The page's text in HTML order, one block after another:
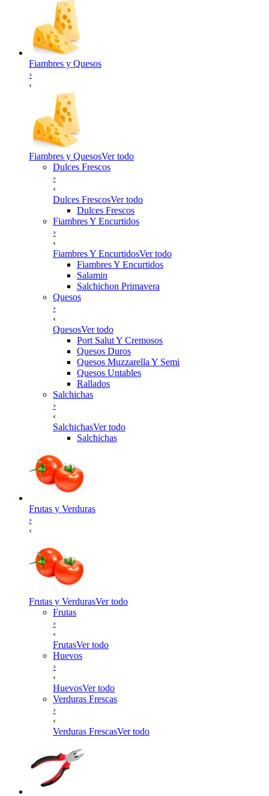
Fiambres y Quesos
›
‹
Fiambres y QuesosVer todo
Dulces Frescos
›
‹
Dulces FrescosVer todo
Dulces Frescos
Fiambres Y Encurtidos
›
‹
Fiambres Y EncurtidosVer todo
Fiambres Y Encurtidos
Salamin
Salchichon Primavera
Quesos
›
‹
QuesosVer todo
Port Salut Y Cremosos
Quesos Duros
Quesos Muzzarella Y Semi
Quesos Untables
Rallados
Salchichas
›
‹
SalchichasVer todo
Salchichas
Frutas y Verduras
›
‹
Frutas y VerdurasVer todo
Frutas
›
‹
FrutasVer todo
Huevos
›
‹
HuevosVer todo
Verduras Frescas
›
‹
Verduras FrescasVer todo